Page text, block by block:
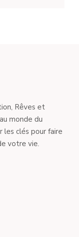
Rêves et
monde du
les clés pour faire
votre vie.